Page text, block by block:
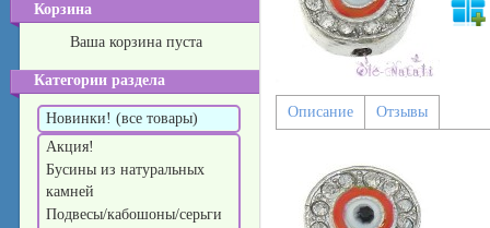
Корзина
Ваша корзина пуста
Категории раздела
Новинки! (все товары)
Акция!
Бусины из натуральных
камней
Подвесы/кабошоны/серьги
Описание Отзывы